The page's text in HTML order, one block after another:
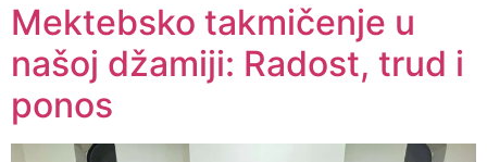
Mektebsko takmičenje u
našoj džamiji: Radost, trud i
ponos